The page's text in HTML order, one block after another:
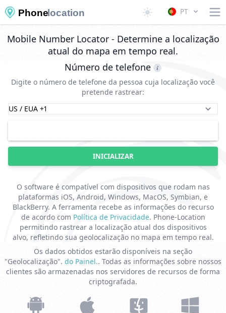
Phonelocation PT
Mobile Number Locator - Determine a localização
atual do mapa em tempo real.
Número de telefone
Digite o número de telefone da pessoa cuja localização você
pretende rastrear:
INICIALIZAR
O software é compatível com dispositivos que rodam nas
plataformas iOS, Android, Windows, MacOS, Symbian, e
BlackBerry. A ferramenta recebe as informações do recurso
de acordo com Política de Privacidade. Phone-Location
permitindo rastrear a localização atual dos dispositivos
alvo, refletindo sua geolocalização no mapa em tempo real.
Os dados obtidos estarão disponíveis na seção
"Geolocalização". do Painel.. Todas as informações sobre nossos
clientes são armazenadas nos servidores de recursos de forma
criptografada.